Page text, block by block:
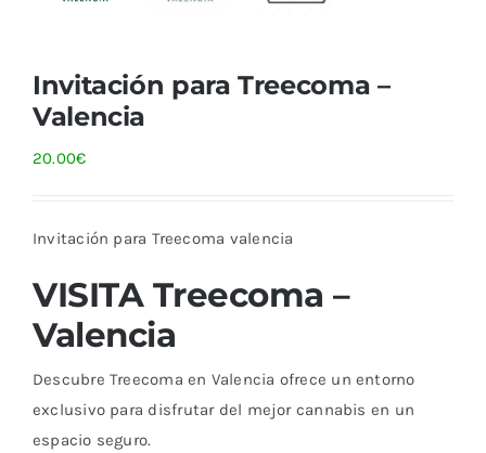
Invitación para Treecoma –
Valencia
20.00€
Invitación para Treecoma valencia
VISITA Treecoma –
Valencia
Descubre Treecoma en Valencia ofrece un entorno
exclusivo para disfrutar del mejor cannabis en un
espacio seguro.